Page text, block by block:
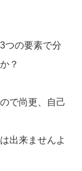
つの要素で分
？
で尚更、自己
出来ませんよ